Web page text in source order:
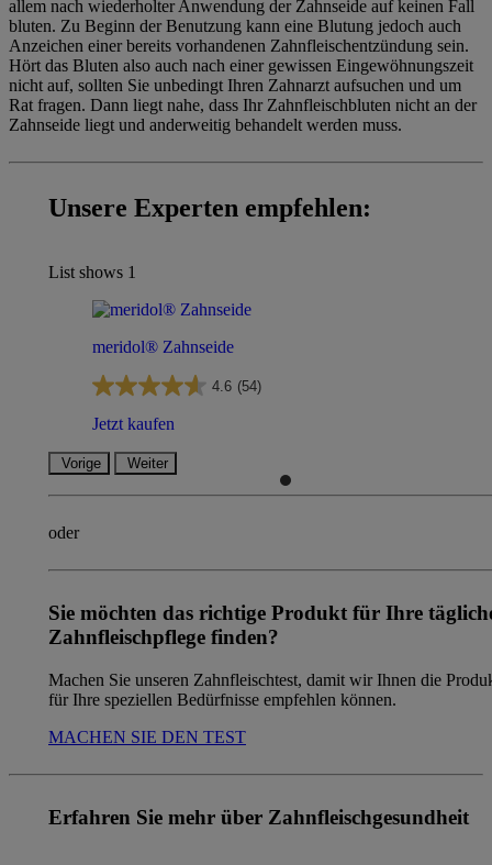
allem nach wiederholter Anwendung der Zahnseide auf keinen Fall
bluten. Zu Beginn der Benutzung kann eine Blutung jedoch auch
Anzeichen einer bereits vorhandenen Zahnfleischentzündung sein.
Hört das Bluten also auch nach einer gewissen Eingewöhnungszeit
nicht auf, sollten Sie unbedingt Ihren Zahnarzt aufsuchen und um
Rat fragen. Dann liegt nahe, dass Ihr Zahnfleischbluten nicht an der
Zahnseide liegt und anderweitig behandelt werden muss.
Unsere Experten empfehlen:
List shows 1
meridol® Zahnseide
4.6 (54)
Jetzt kaufen
Vorige Weiter
oder
Sie möchten das richtige Produkt für Ihre
Zahnfleischpflege finden?
Machen Sie unseren Zahnfleischtest, damit wir Ihnen die
für Ihre speziellen Bedürfnisse empfehlen können.
MACHEN SIE DEN TEST
Erfahren Sie mehr über Zahnfleischgesundheit